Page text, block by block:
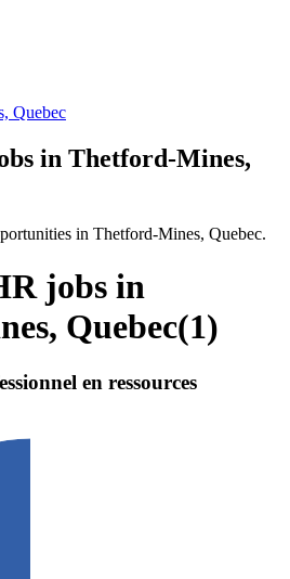
Quebec
in Thetford-Mines,
in Thetford-Mines, Quebec.
jobs in
Quebec(1)
en ressources